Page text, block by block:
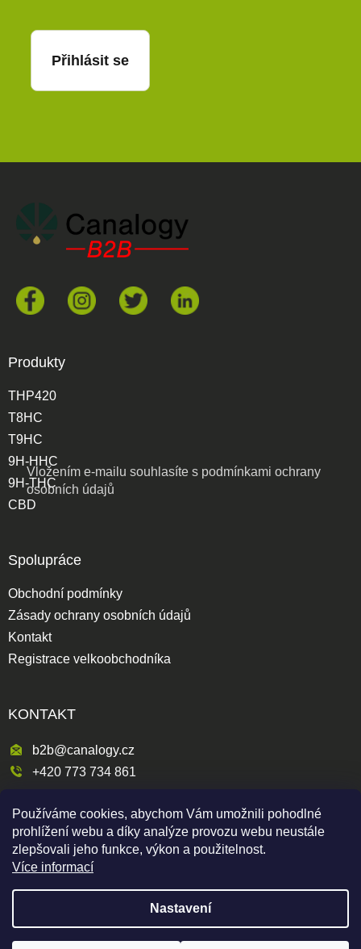
Používáme cookies, abychom Vám umožnili pohodlné
prohlížení webu a díky analýze provozu webu neustále
zlepšovali jeho funkce, výkon a použitelnost.
Více informací
Nastavení
Vložením e-mailu souhlasíte s podmínkami ochrany
osobních údajů
Přihlásit se
Produkty
THP420
T8HC
T9HC
9H-HHC
9H-THC
CBD
Spolupráce
Obchodní podmínky
Zásady ochrany osobních údajů
Kontakt
Registrace velkoobchodníka
KONTAKT
b2b@canalogy.cz
+420 773 734 861
318 00 Plzeň 3-Skvrňany
Česká republika
Shoptet
Copyright 2026Canapuff Wholesale. Všechna práva